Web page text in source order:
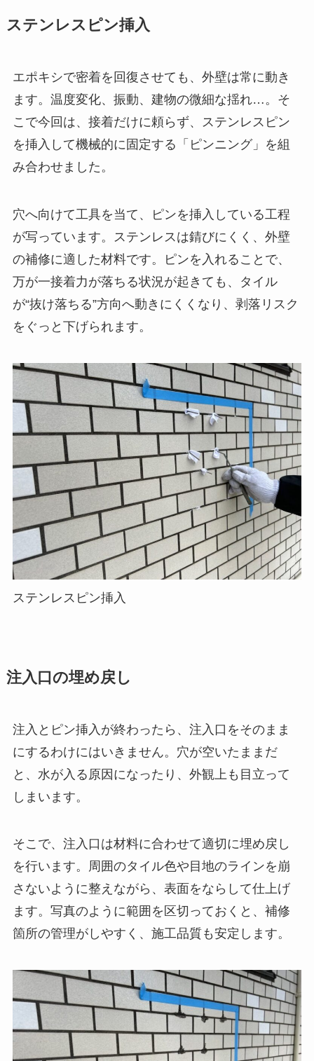
ステンレスピン挿入
エポキシで密着を回復させても、外壁は常に動き
ます。温度変化、振動、建物の微細な揺れ…。そ
こで今回は、接着だけに頼らず、ステンレスピン
を挿入して機械的に固定する「ピンニング」を組
み合わせました。
穴へ向けて工具を当て、ピンを挿入している工程
が写っています。ステンレスは錆びにくく、外壁
の補修に適した材料です。ピンを入れることで、
万が一接着力が落ちる状況が起きても、タイル
が“抜け落ちる”方向へ動きにくくなり、剥落リスク
をぐっと下げられます。
ステンレスピン挿入
注入口の埋め戻し
注入とピン挿入が終わったら、注入口をそのまま
にするわけにはいきません。穴が空いたままだ
と、水が入る原因になったり、外観上も目立って
しまいます。
そこで、注入口は材料に合わせて適切に埋め戻し
を行います。周囲のタイル色や目地のラインを崩
さないように整えながら、表面をならして仕上げ
ます。写真のように範囲を区切っておくと、補修
箇所の管理がしやすく、施工品質も安定します。